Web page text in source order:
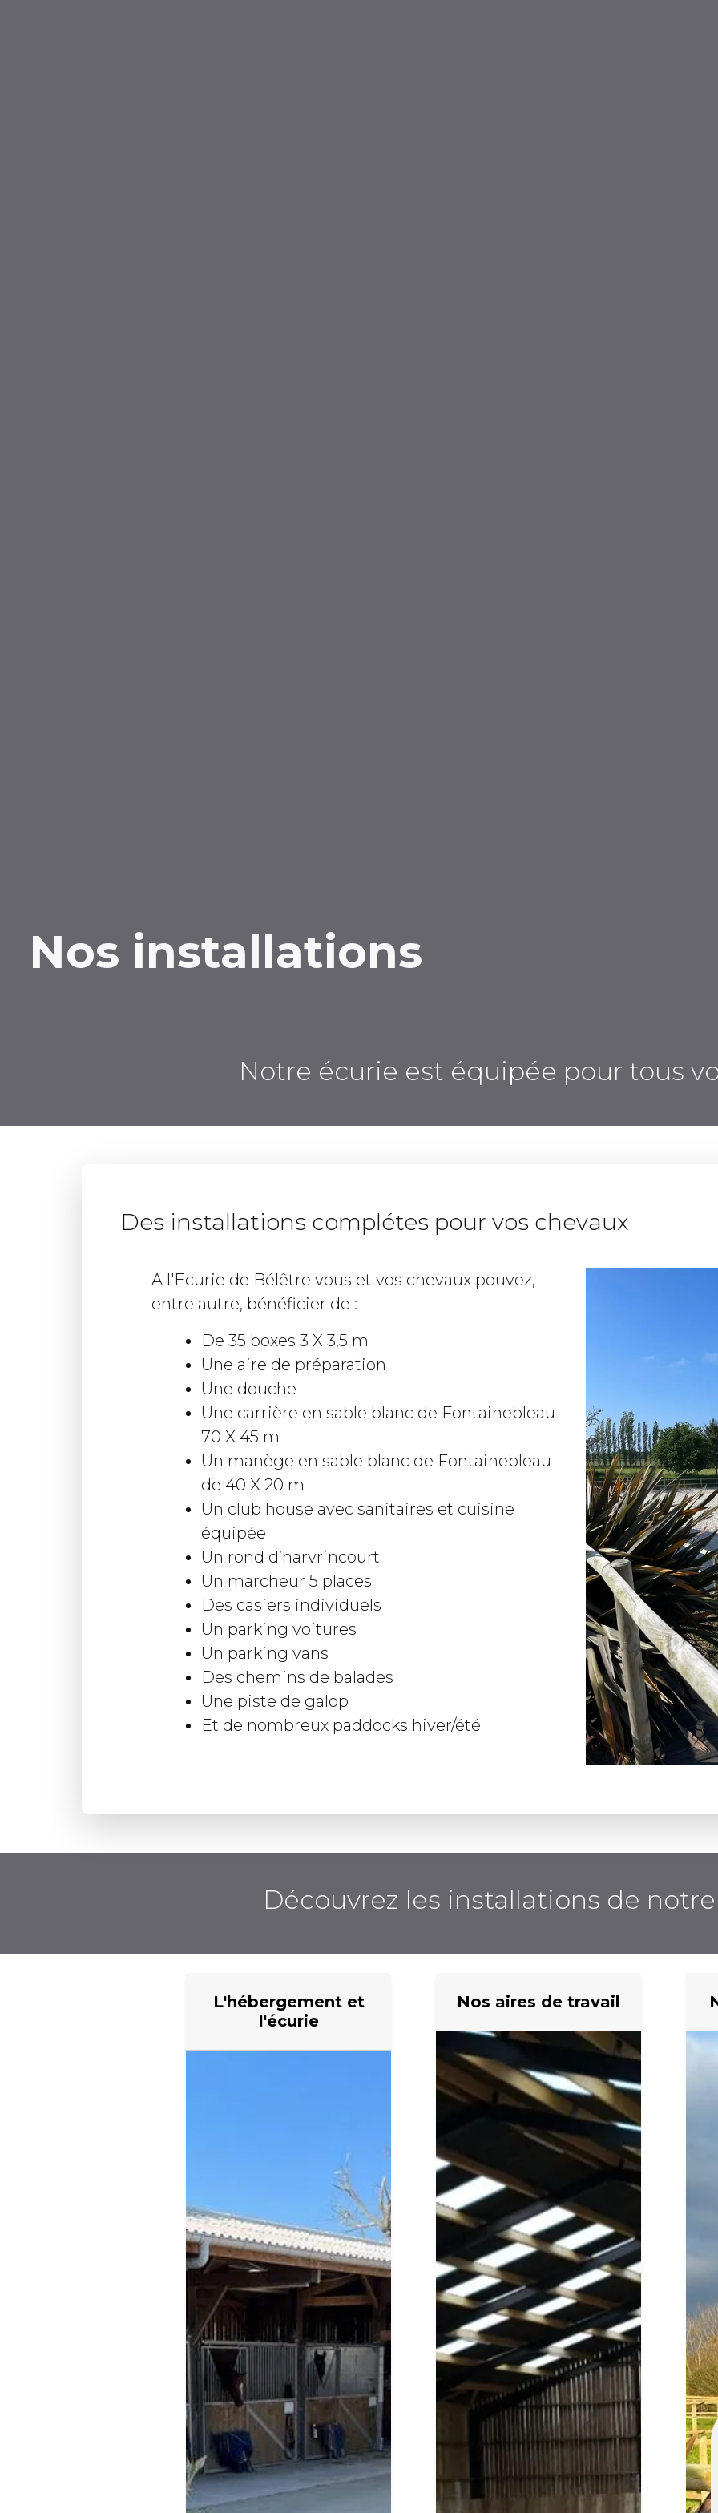
Nos installations
Notre écurie est équipée pour tous
Des installations complétes pour vos chevaux
A l'Ecurie de Bélêtre vous et vos chevaux pouvez,
entre autre, bénéficier de :
De 35 boxes 3 X 3,5 m
Une aire de préparation
Une douche
Une carrière en sable blanc de Fontainebleau
70 X 45 m
Un manège en sable blanc de Fontainebleau
de 40 X 20 m
Un club house avec sanitaires et cuisine
équipée
Un rond d’harvrincourt
Un marcheur 5 places
Des casiers individuels
Un parking voitures
Un parking vans
Des chemins de balades
Une piste de galop
Et de nombreux paddocks hiver/été
Découvrez les installations de
L'hébergement et
l'écurie
Nos aires de travail